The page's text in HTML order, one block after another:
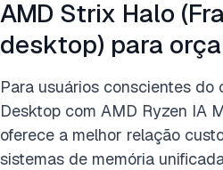
AMD Strix Halo
desktop) para
Para usuários conscientes do
Desktop com AMD Ryzen IA
oferece a melhor relação
sistemas de memória